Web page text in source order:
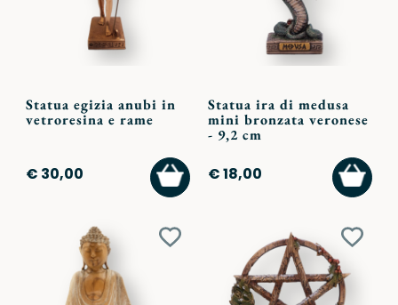
Statua egizia anubi in
vetroresina e rame
€ 30,00
AGGIUNGI
AL
CARRELLO
Statua ira di medusa
mini bronzata veronese
- 9,2 cm
€ 18,00
AL
Aggiungi